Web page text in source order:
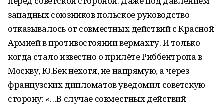
западных союзников польское руководство
отказывалось от совместных действий с Красной
Армией в противостоянии вермахту. И только
когда стало известно о прилёте Риббентропа в
Москву, Ю.Бек нехотя, не напрямую, а через
французских дипломатов уведомил советскую
сторону: «…В случае совместных действий